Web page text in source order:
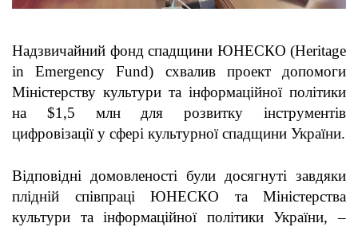
Надзвичайний фонд спадщини ЮНЕСКО (Heritage
in Emergency Fund) схвалив проект допомоги
Міністерству культури та інформаційної політики
на $1,5 млн для розвитку інструментів
цифровізації у сфері культурної спадщини України.
Відповідні домовленості були досягнуті завдяки
плідній співпраці ЮНЕСКО та Міністерства
культури та інформаційної політики України, –